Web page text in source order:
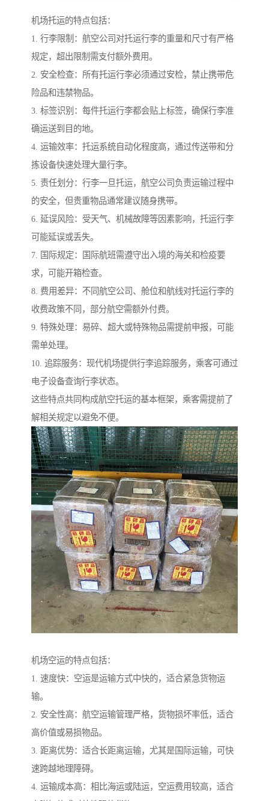
机场托运的特点包括：
1. 行李限制：航空公司对托运行李的重量和尺寸有严格
规定，超出限制需支付额外费用。
2. 安全检查：所有托运行李必须通过安检，禁止携带危
险品和违禁物品。
3. 标签识别：每件托运行李都会贴上标签，确保行李准
确运送到目的地。
4. 运输效率：托运系统自动化程度高，通过传送带和分
拣设备快速处理大量行李。
5. 责任划分：行李一旦托运，航空公司负责运输过程中
的安全，但贵重物品通常建议随身携带。
6. 延误风险：受天气、机械故障等因素影响，托运行李
可能延误或丢失。
7. 国际规定：国际航班需遵守出入境的海关和检疫要
求，可能开箱检查。
8. 费用差异：不同航空公司、舱位和航线对托运行李的
收费政策不同，部分航空需额外付费。
9. 特殊处理：易碎、超大或特殊物品需提前申报，可能
需单处理。
10. 追踪服务：现代机场提供行李追踪服务，乘客可通过
电子设备查询行李状态。
这些特点共同构成航空托运的基本框架，乘客需提前了
解相关规定以避免不便。
机场空运的特点包括：
1. 速度快：空运是运输方式中快的，适合紧急货物运
输。
2. 安全性高：航空运输管理严格，货物损坏率低，适合
高价值或易损物品。
3. 距离优势：适合长距离运输，尤其是国际运输，可快
速跨越地理障碍。
4. 运输成本高：相比海运或陆运，空运费用较高，适合